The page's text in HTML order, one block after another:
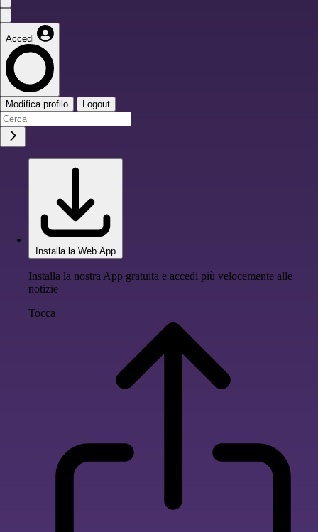
Accedi
Modifica profilo Logout
Installa la Web App
Installa la nostra App gratuita e accedi più velocemente alle
notizie
Tocca